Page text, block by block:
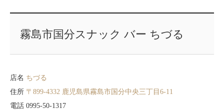
霧島市国分スナック バー ちづる
店名 ちづる
住所 〒899-4332 鹿児島県霧島市国分中央三丁目6-11
電話 0995-50-1317